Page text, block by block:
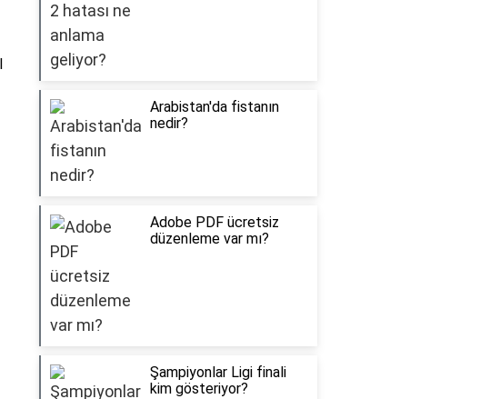
Arabistan'da fistanın
nedir?
Adobe PDF ücretsiz
düzenleme var mı?
Şampiyonlar Ligi finali
kim gösteriyor?